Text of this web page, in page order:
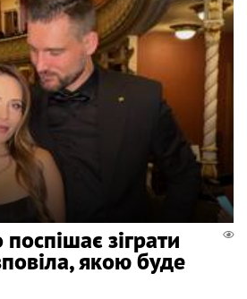
зіграти
якою буде